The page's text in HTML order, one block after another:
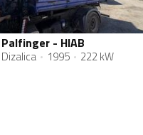
Palfinger - HIAB
Dizalica 1995 222 kW